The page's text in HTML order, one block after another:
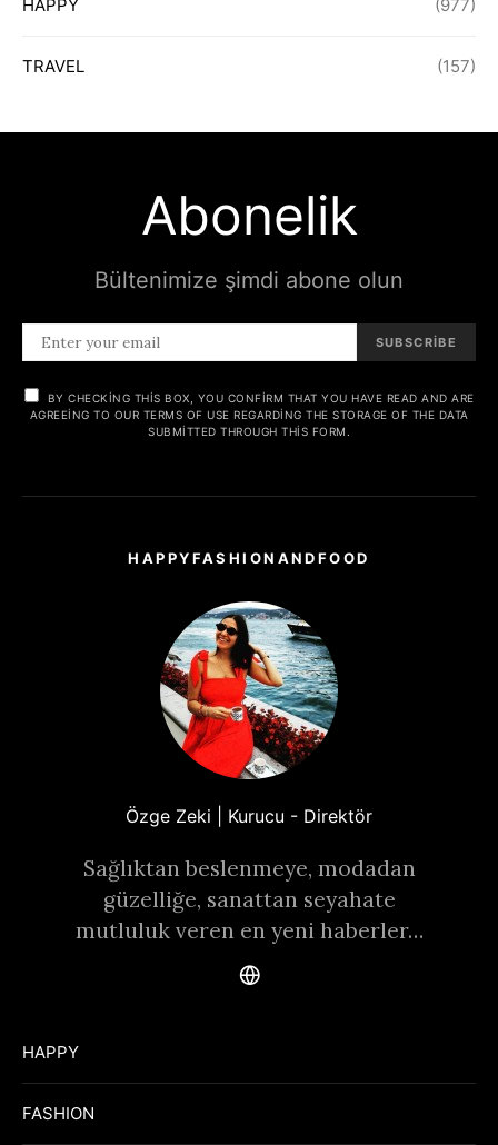
HAPPY (977)
TRAVEL (157)
Abonelik
Bültenimize şimdi abone olun
SUBSCRIBE
BY CHECKING THIS BOX, YOU CONFIRM THAT YOU HAVE READ AND ARE
AGREEING TO OUR TERMS OF USE REGARDING THE STORAGE OF THE DATA
SUBMITTED THROUGH THIS FORM.
HAPPYFASHIONANDFOOD
Özge Zeki | Kurucu - Direktör
Sağlıktan beslenmeye, modadan
güzelliğe, sanattan seyahate
mutluluk veren en yeni haberler…
HAPPY
FASHION